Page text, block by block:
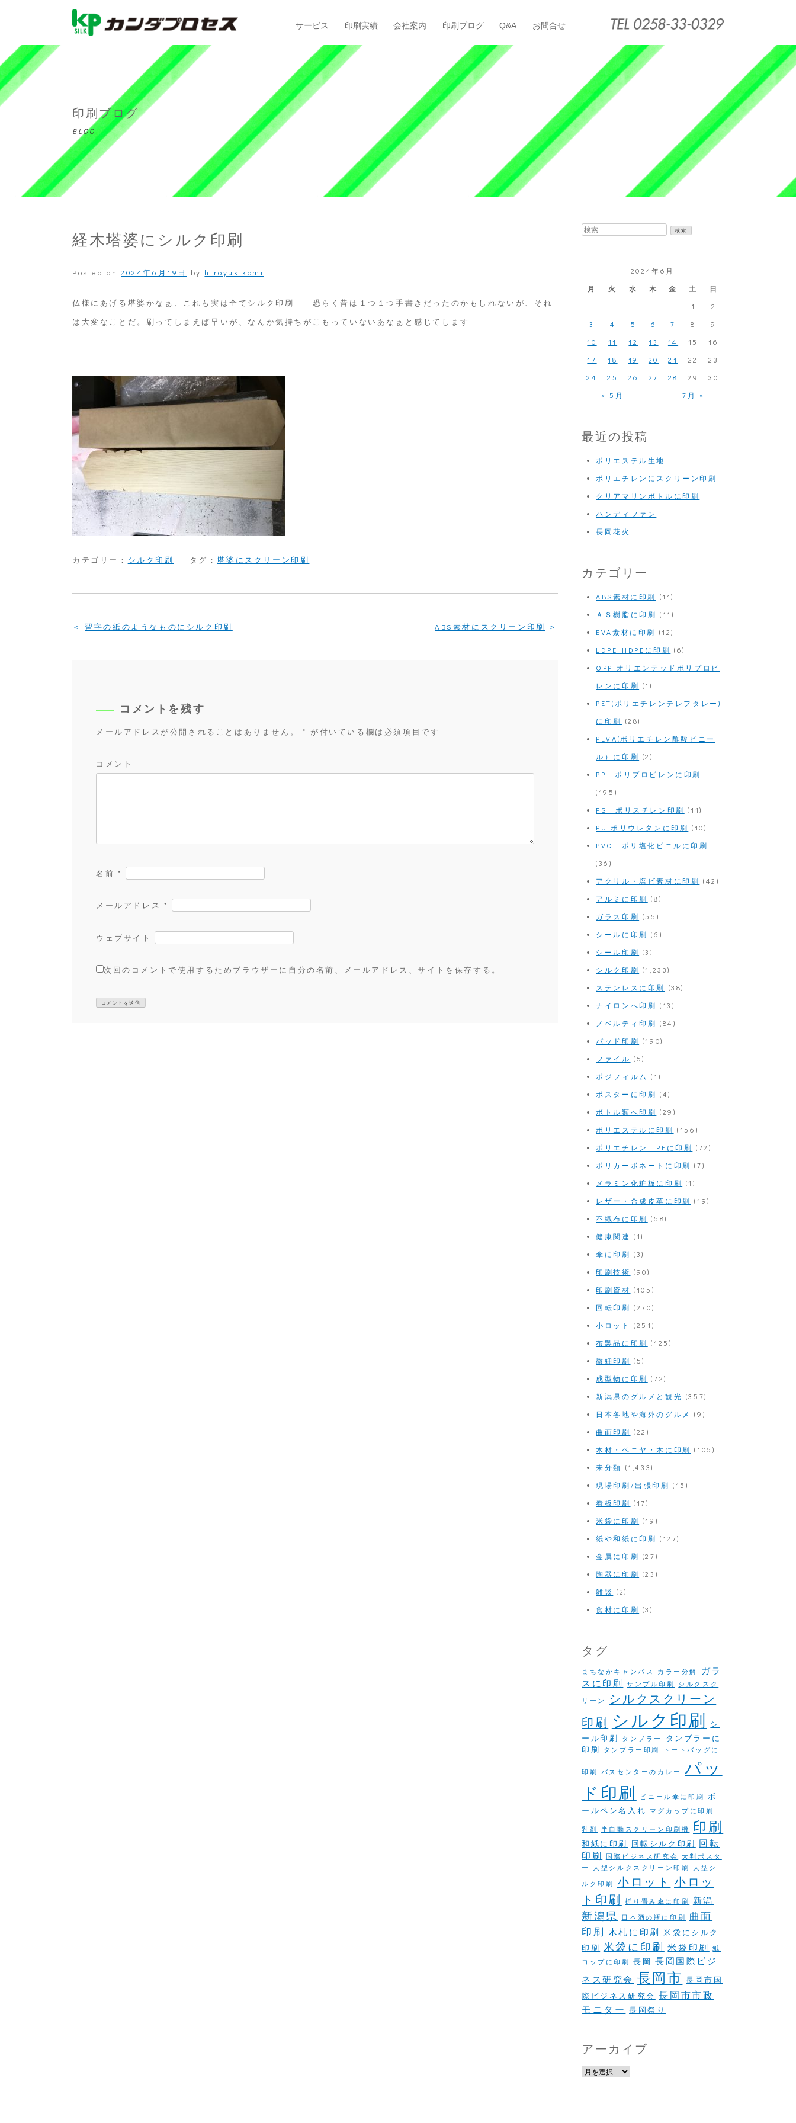
サービス 印刷実績 会社案内 印刷ブログ Q&A お問合せ
印刷ブログ
BLOG
経木塔婆にシルク印刷
Posted on 2024年6月19日 by hiroyukikomi
仏様にあげる塔婆かなぁ、これも実は全てシルク印刷 恐らく昔は１つ１つ手書きだったのかもしれないが、それ
は大変なことだ。刷ってしまえば早いが、なんか気持ちがこもっていないあなぁと感じてします
カテゴリー： シルク印刷 タグ：塔婆にスクリーン印刷
投習字の紙のようなものにシルク印刷 ABS素材にスクリーン印刷
コメントを残す
メールアドレスが公開されることはありません。 * が付いている欄は必須項目です
コメント
名前 *
メールアドレス *
ウェブサイト
次回のコメントで使用するためブラウザーに自分の名前、メールアドレス、サイトを保存する。
検
2024年6月
月
火 水 木 金 土 日
« 5月 7月 »
1
2
3
4 5 6 7 8
9
10
11 12 13 14 15
16
17
18 19 20 21 22
23
24
25 26 27 28 29 30
最近の投稿
ポリエステル生地
ポリエチレンにスクリーン印刷
クリアマリンボトルに印刷
ハンディファン
長岡花火
カテゴリー
ABS素材に印刷 (11)
ＡＳ樹脂に印刷 (11)
EVA素材に印刷 (12)
LDPE HDPEに印刷 (6)
OPP オリエンテッドポリプロピ
レンに印刷 (1)
PET(ポリエチレンテレフタレー)
に印刷 (28)
PEVA(ポリエチレン酢酸ビニー
ル）に印刷 (2)
PP ポリプロピレンに印刷
(195)
PS ポリスチレン印刷 (11)
PU ポリウレタンに印刷 (10)
PVC ポリ塩化ビニルに印刷
(36)
アクリル・塩ビ素材に印刷 (42)
アルミに印刷 (8)
ガラス印刷 (55)
シールに印刷 (6)
シール印刷 (3)
シルク印刷 (1,233)
ステンレスに印刷 (38)
ナイロンへ印刷 (13)
ノベルティ印刷 (84)
パッド印刷 (190)
ファイル (6)
ポジフィルム (1)
ポスターに印刷 (4)
ボトル類へ印刷 (29)
ポリエステルに印刷 (156)
ポリエチレン PEに印刷 (72)
ポリカーボネートに印刷 (7)
メラミン化粧板に印刷 (1)
レザー・合成皮革に印刷 (19)
不織布に印刷 (58)
健康関連 (1)
傘に印刷 (3)
印刷技術 (90)
印刷資材 (105)
回転印刷 (270)
小ロット
(251)
布製品に印刷 (125)
微細印刷 (5)
成型物に印刷 (72)
新潟県のグルメと観光 (357)
日本各地や海外のグルメ
(9)
曲面印刷 (22)
木材・ベニヤ・木に印刷 (106)
未分類 (1,433)
現場印刷/出張印刷 (15)
看板印刷 (17)
米袋に印刷 (19)
紙や和紙に印刷 (127)
金属に印刷 (27)
陶器に印刷 (23)
雑談 (2)
食材に印刷 (3)
タグ
まちなかキャンパス カラー分解
ガラ
スに印刷
サンプル印刷
シルクスク
リーン
シルクスクリーン
印刷 シルク印刷
シ
ール印刷
タンブラー
タンブラーに
印刷
タンブラー印刷 トートバッグに
印刷 バスセンターのカレー
パッ
ド印刷
ビニール傘に印刷
ボ
ールペン名入れ マグカップに印刷
乳剤 半自動スクリーン印刷機 印刷
和紙に印刷 回転シルク印刷 回転
印刷
国際ビジネス研究会 大判ポスタ
ー
大型シルクスクリーン印刷
大型シ
ルク印刷
小ロット 小ロッ
ト印刷
折り畳み傘に印刷 新潟
新潟県 日本酒の瓶に印刷
曲面
印刷 木札に印刷 米袋にシルク
印刷 米袋に印刷 米袋印刷
紙
コップに印刷
長岡 長岡国際ビジ
ネス研究会 長岡市 長岡市国
際ビジネス研究会 長岡市市政
モニター 長岡祭り
アーカイブ
ア